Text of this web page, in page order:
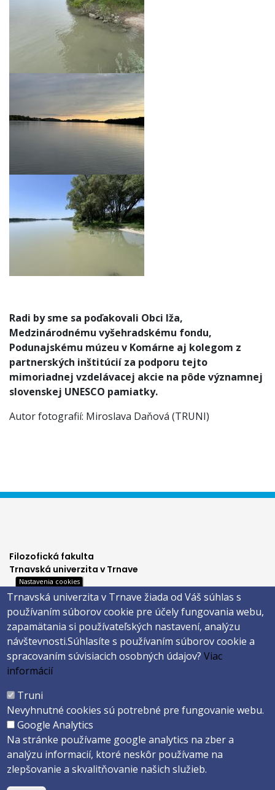
Radi by sme sa poďakovali Obci Iža,
Medzinárodnému vyšehradskému fondu,
Podunajskému múzeu v Komárne aj kolegom z
partnerských inštitúcií za podporu tejto
mimoriadnej vzdelávacej akcie na pôde významnej
slovenskej UNESCO pamiatky.
Autor fotografií: Miroslava Daňová (TRUNI)
Filozofická fakulta
Trnavská univerzita v Trnave
Hornopotočná 23
918 43 TRNAVA
tel.: 033/5939 213
IČO: 318 25 249
IČ DPH: SK2021177202
Footer
menu
4
Youtube
Copyright ©2026 Faculty of Philosophy and Art · Trnava University
Created by
Nastavenia cookies
Trnavská univerzita v Trnave žiada od Váš súhlas s
používaním súborov cookie pre účely fungovania webu,
zapamätania si používateľských nastavení, analýzu
návštevnosti.Súhlasíte s používaním súborov cookie a
spracovaním súvisiacich osobných údajov?Viac
informácií
Truni
Nevyhnutné cookies sú potrebné pre fungovanie webu.
Google Analytics
Na stránke používame google analytics na zber a
analýzu informacií, ktoré neskôr používame na
zlepšovanie a skvalitňovanie našich služieb.